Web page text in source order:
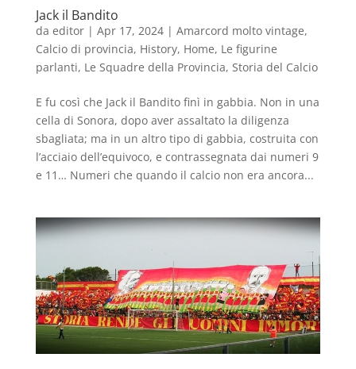
Jack il Bandito
da editor| Apr 17, 2024| Amarcord molto vintage,
Calcio di provincia, History, Home, Le figurine
parlanti, Le Squadre della Provincia, Storia del Calcio
E fu così che Jack il Bandito finì in gabbia. Non in una
cella di Sonora, dopo aver assaltato la diligenza
sbagliata; ma in un altro tipo di gabbia, costruita con
l’acciaio dell’equivoco, e contrassegnata dai numeri 9
e 11… Numeri che quando il calcio non era ancora...